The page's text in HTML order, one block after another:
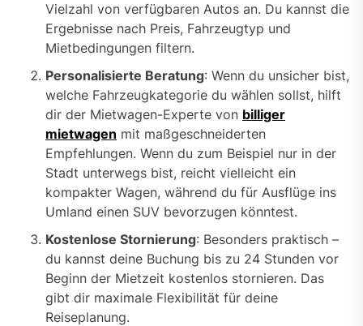
Vielzahl von verfügbaren Autos an. Du kannst die
Ergebnisse nach Preis, Fahrzeugtyp und
Mietbedingungen filtern.
Personalisierte Beratung: Wenn du unsicher bist,
welche Fahrzeugkategorie du wählen sollst, hilft
dir der Mietwagen-Experte von billiger
mietwagen mit maßgeschneiderten
Empfehlungen. Wenn du zum Beispiel nur in der
Stadt unterwegs bist, reicht vielleicht ein
kompakter Wagen, während du für Ausflüge ins
Umland einen SUV bevorzugen könntest.
Kostenlose Stornierung: Besonders praktisch –
du kannst deine Buchung bis zu 24 Stunden vor
Beginn der Mietzeit kostenlos stornieren. Das
gibt dir maximale Flexibilität für deine
Reiseplanung.